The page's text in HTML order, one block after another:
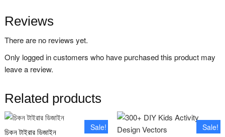
Reviews
There are no reviews yet.
Only logged in customers who have purchased this product may
leave a review.
Related products
Sale!
চিকন টাইরার ডিজাইন
Sale!